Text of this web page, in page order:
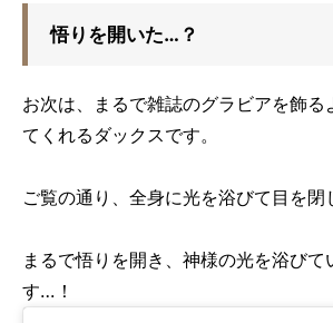
悟りを開いた…？
お次は、まるで雑誌のグラビアを飾る
てくれるダックスです。
ご覧の通り、全身に光を浴びて目を閉
まるで悟りを開き、神様の光を浴び
す…！